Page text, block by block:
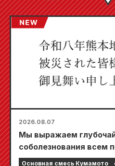
2026.08.07
Мы выражаем
соболезнования всем
землетрясения в
Основная смесь Кумамото